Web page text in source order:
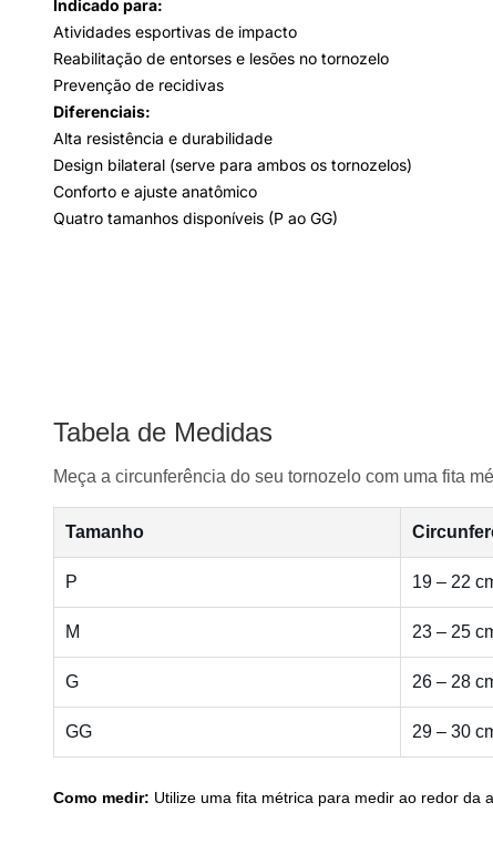
Indicado para:
Atividades esportivas de impacto
Reabilitação de entorses e lesões no tornozelo
Prevenção de recidivas
Diferenciais:
Alta resistência e durabilidade
Design bilateral (serve para ambos os tornozelos)
Conforto e ajuste anatômico
Quatro tamanhos disponíveis (P ao GG)
Tabela de Medidas
Meça a circunferência do seu tornozelo com uma fita
Tamanho
P 19 – 22
M 23 – 25
G 26 – 28
GG 29 – 30
Como medir: Utilize uma fita métrica para medir ao redor da